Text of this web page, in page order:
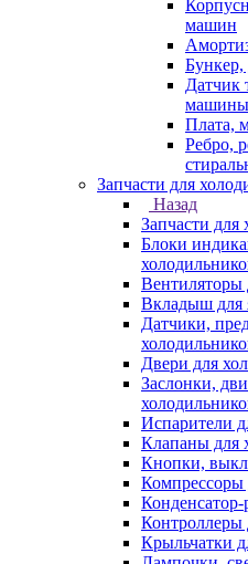
машин
Бункер,
Датчик
машины
Плата,
Ребро,
Запчасти для
Назад
Запчасти для
Блоки
Вентиляторы
Вкладыш для
Датчики,
Двери для
Заслонки,
Испарители
Клапаны для
Кнопки,
Компрессоры
Конденсатор-
Контроллеры
Крыльчатки